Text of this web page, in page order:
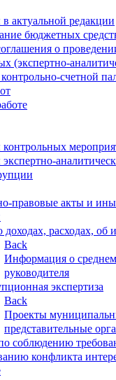
актуальной редакции
бюджетных
о
(экспертно-
счетной
контрольных
экспертно-
правовые акты и
расходах, об
Back
Информация о
руководителя
экспертиза
Back
Проекты
представительные
соблюдению
конфликта